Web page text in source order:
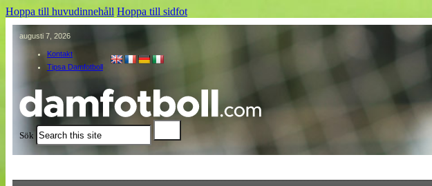
Hoppa till huvudinnehåll Hoppa till sidfot
augusti 7, 2026
Kontakt
Tipsa Damfotboll
Sök